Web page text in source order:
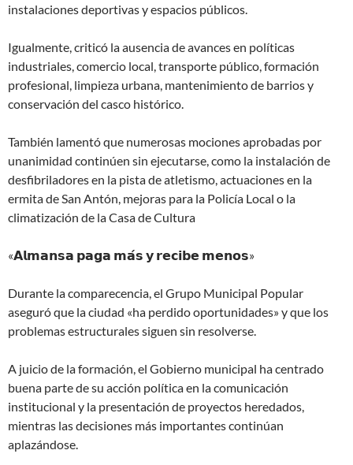
instalaciones deportivas y espacios públicos.
Igualmente, criticó la ausencia de avances en políticas
industriales, comercio local, transporte público, formación
profesional, limpieza urbana, mantenimiento de barrios y
conservación del casco histórico.
También lamentó que numerosas mociones aprobadas por
unanimidad continúen sin ejecutarse, como la instalación de
desfibriladores en la pista de atletismo, actuaciones en la
ermita de San Antón, mejoras para la Policía Local o la
climatización de la Casa de Cultura
«𝗔𝗹𝗺𝗮𝗻𝘀𝗮 𝗽𝗮𝗴𝗮 𝗺𝗮́𝘀 𝘆 𝗿𝗲𝗰𝗶𝗯𝗲 𝗺𝗲𝗻𝗼𝘀»
Durante la comparecencia, el Grupo Municipal Popular
aseguró que la ciudad «ha perdido oportunidades» y que los
problemas estructurales siguen sin resolverse.
A juicio de la formación, el Gobierno municipal ha centrado
buena parte de su acción política en la comunicación
institucional y la presentación de proyectos heredados,
mientras las decisiones más importantes continúan
aplazándose.